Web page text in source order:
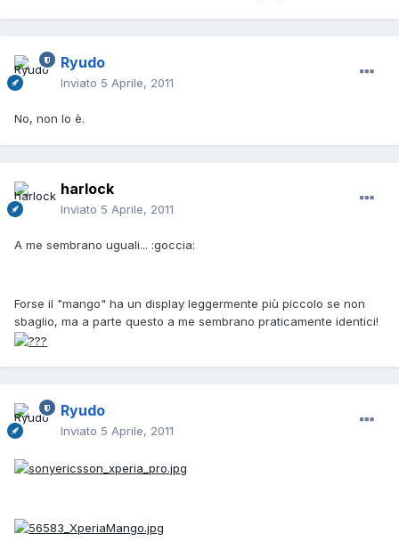
Ryudo
Inviato 5 Aprile, 2011
No, non lo è.
harlock
Inviato 5 Aprile, 2011
A me sembrano uguali... :goccia:
Forse il "mango" ha un display leggermente più piccolo se non
sbaglio, ma a parte questo a me sembrano praticamente identici!
Ryudo
Inviato 5 Aprile, 2011